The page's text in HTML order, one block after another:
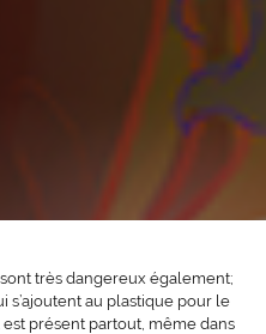
très dangereux également;
s’ajoutent au plastique pour le
présent partout, même dans